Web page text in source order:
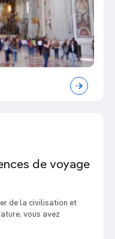
de voyage
de la civilisation et
vous avez